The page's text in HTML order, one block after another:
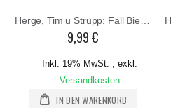
9,99 €
Inkl. 19% MwSt. , exkl.
Versandkosten
IN DEN WARENKORB